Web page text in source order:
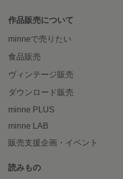
作品販売について
minneで売りたい
食品販売
ヴィンテージ販売
ダウンロード販売
minne PLUS
minne LAB
販売支援企画・イベント
読みもの